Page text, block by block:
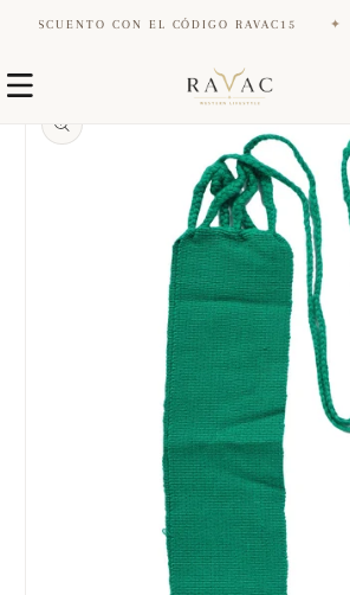
directamente
al contenido
CON EL CÓDIGO RAVAC15
directamente
información